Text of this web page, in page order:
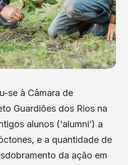
se à Câmara de
Guardiões dos Rios na
alunos (‘alumni’) a
e a quantidade de
da ação em